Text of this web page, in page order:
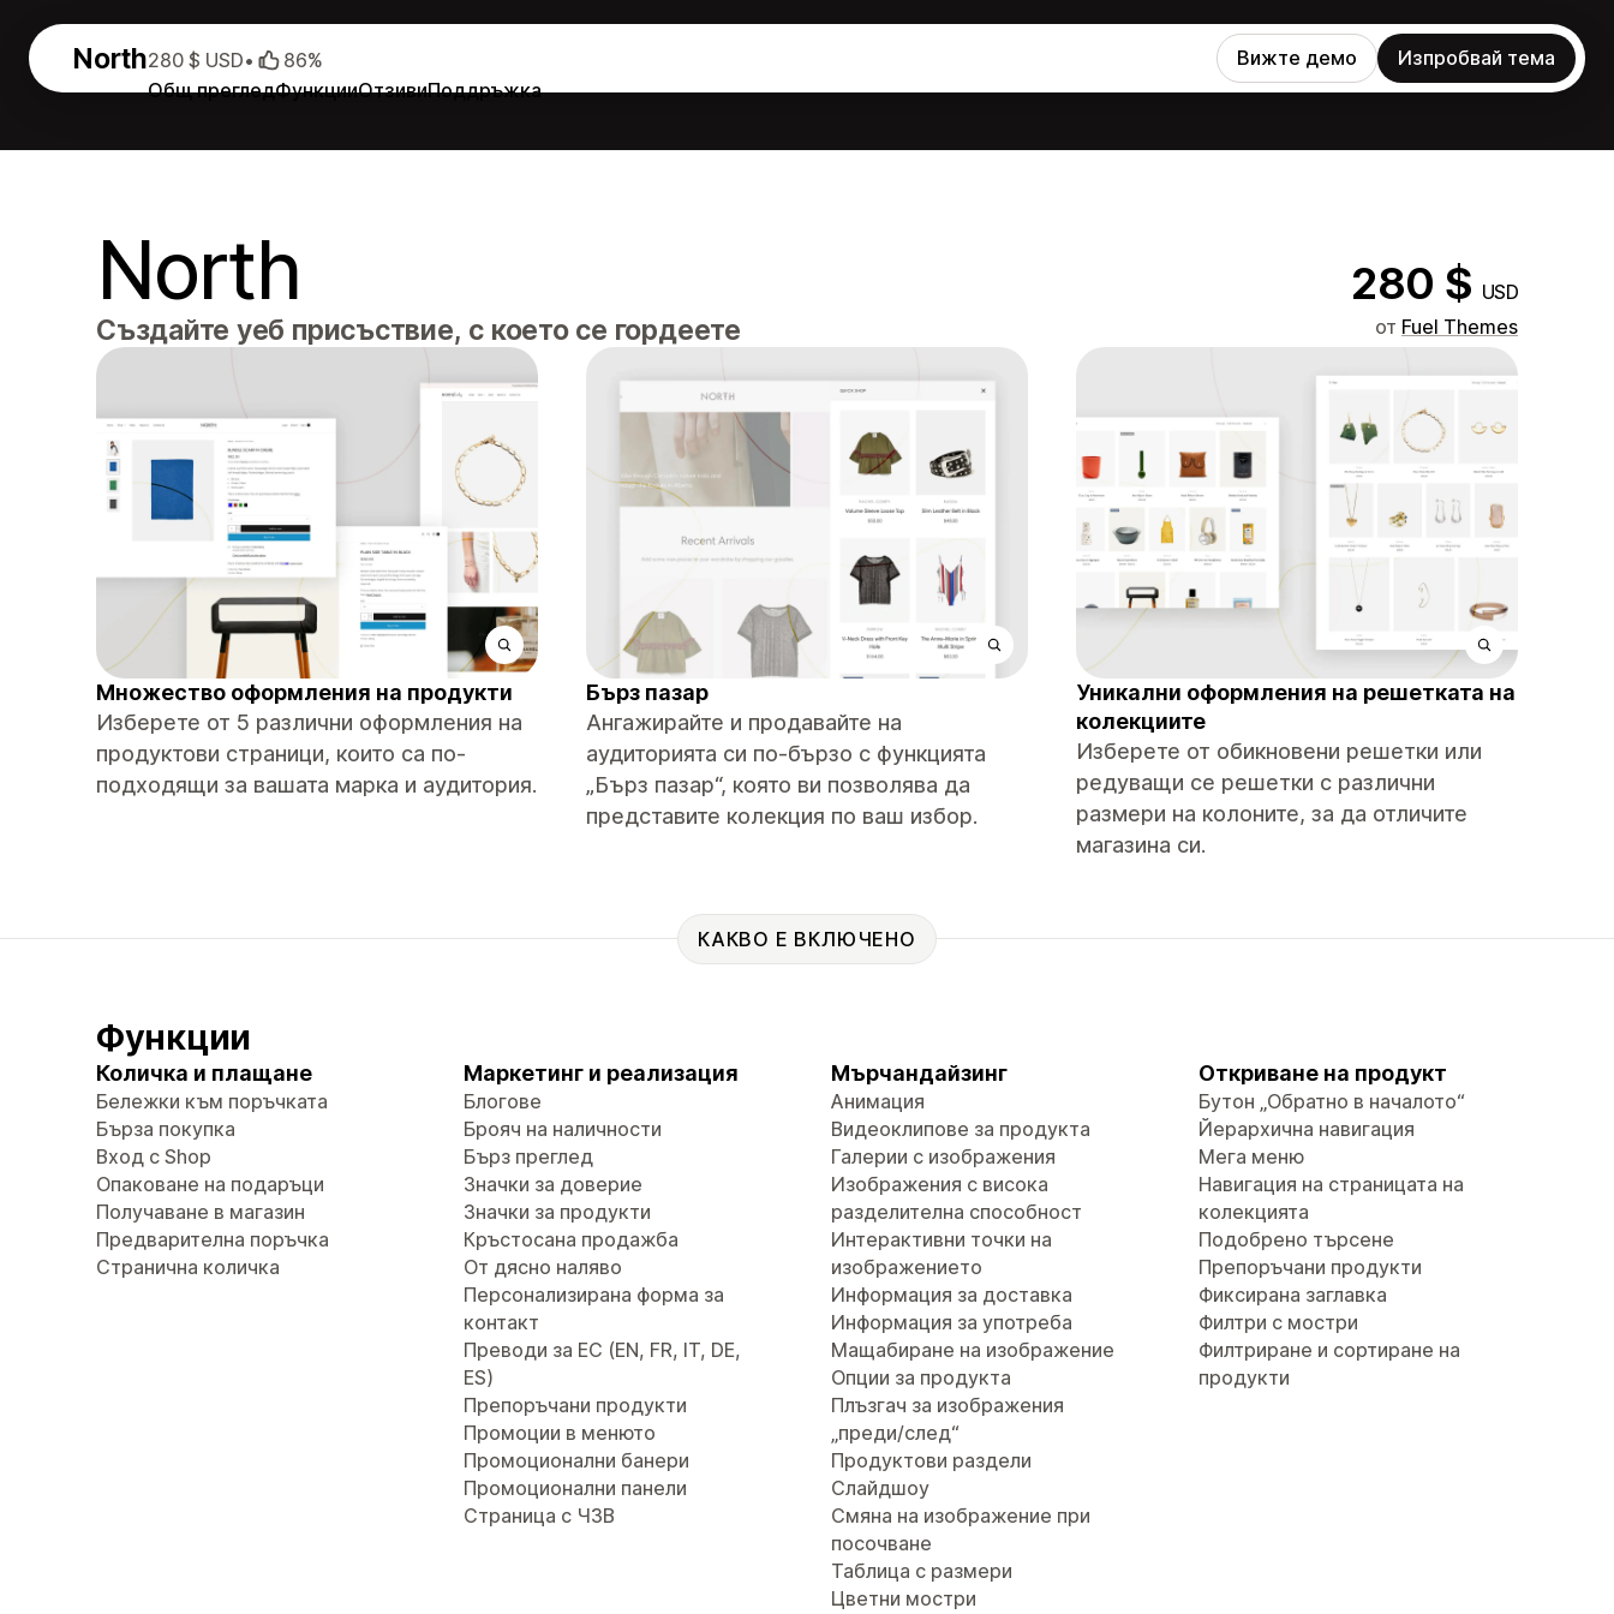
North
Общ прегледФункцииОтзивиПоддръжка
280 $ USD• 86% Вижте демо Изпробвай тема
North 280 $ USD
Създайте уеб присъствие, с което се гордеете от Fuel Themes
Множество оформления на продукти
Изберете от 5 различни оформления на
продуктови страници, които са по-
подходящи за вашата марка и аудитория.
Бърз пазар
Ангажирайте и продавайте на
аудиторията си по-бързо с функцията
„Бърз пазар“, която ви позволява да
представите колекция по ваш избор.
Уникални оформления на решетката на
колекциите
Изберете от обикновени решетки или
редуващи се решетки с различни
размери на колоните, за да отличите
магазина си.
КАКВО Е ВКЛЮЧЕНО
Функции
Количка и плащане
Бележки към поръчката
Бърза покупка
Вход с Shop
Опаковане на подаръци
Получаване в магазин
Предварителна поръчка
Странична количка
Маркетинг и реализация
Блогове
Брояч на наличности
Бърз преглед
Значки за доверие
Значки за продукти
Кръстосана продажба
От дясно наляво
Персонализирана форма за
контакт
Преводи за ЕС (EN, FR, IT, DE,
ES)
Препоръчани продукти
Промоции в менюто
Промоционални банери
Промоционални панели
Страница с ЧЗВ
Мърчандайзинг
Анимация
Видеоклипове за продукта
Галерии с изображения
Изображения с висока
разделителна способност
Интерактивни точки на
изображението
Информация за доставка
Информация за употреба
Мащабиране на изображение
Опции за продукта
Плъзгач за изображения
„преди/след“
Продуктови раздели
Слайдшоу
Смяна на изображение при
посочване
Таблица с размери
Цветни мостри
Откриване на продукт
Бутон „Обратно в началото“
Йерархична навигация
Мега меню
Навигация на страницата на
колекцията
Подобрено търсене
Препоръчани продукти
Фиксирана заглавка
Филтри с мостри
Филтриране и сортиране на
продукти